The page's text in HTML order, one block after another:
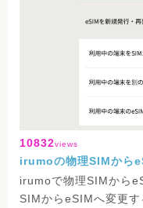
10832views
irumoの物理SIMから
irumoで物理SIMから
SIMからeSIMへ変更す